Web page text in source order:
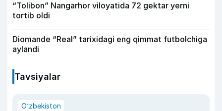
“Tolibon” Nangarhor viloyatida 72 gektar yerni
tortib oldi
Diomande “Real” tarixidagi eng qimmat futbolchiga
aylandi
Tavsiyalar
O‘zbekiston